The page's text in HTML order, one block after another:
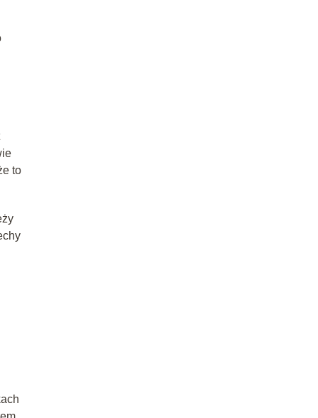
to